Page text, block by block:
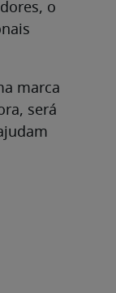
o
marca
será